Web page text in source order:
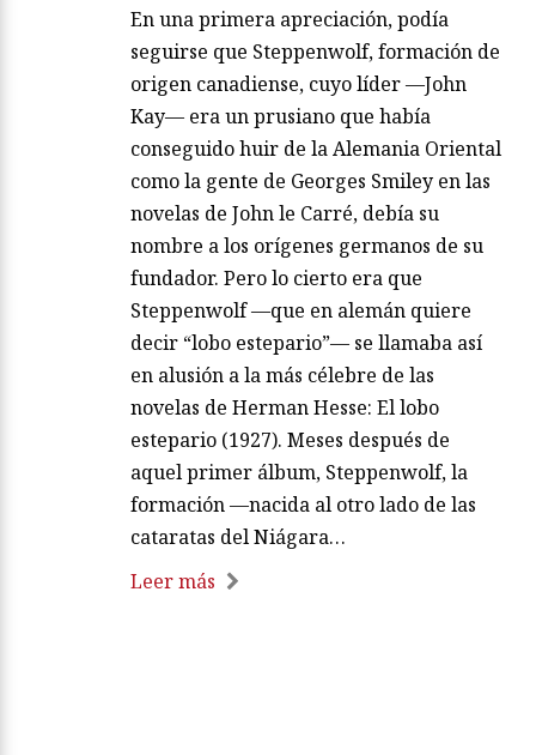
En una primera apreciación, podía
seguirse que Steppenwolf, formación de
origen canadiense, cuyo líder —John
Kay— era un prusiano que había
conseguido huir de la Alemania Oriental
como la gente de Georges Smiley en las
novelas de John le Carré, debía su
nombre a los orígenes germanos de su
fundador. Pero lo cierto era que
Steppenwolf —que en alemán quiere
decir “lobo estepario”— se llamaba así
en alusión a la más célebre de las
novelas de Herman Hesse: El lobo
estepario (1927). Meses después de
aquel primer álbum, Steppenwolf, la
formación —nacida al otro lado de las
cataratas del Niágara…
Leer más